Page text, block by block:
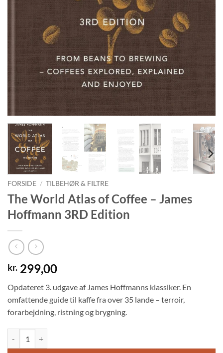
FORSIDE / TILBEHØR & FILTRE
The World Atlas of Coffee – James
Hoffmann 3RD Edition
kr. 299,00
Opdateret 3. udgave af James Hoffmanns klassiker. En
omfattende guide til kaffe fra over 35 lande – terroir,
forarbejdning, ristning og brygning.